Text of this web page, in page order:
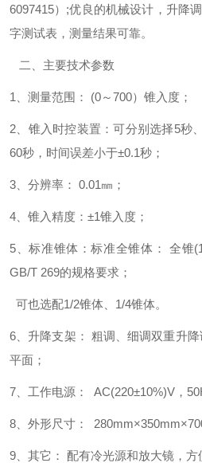
6097415）;优良的机械设计，升降
字测试表，测量结果可靠。
二、主要技术参数
1、测量范围： (0～700）锥入度；
2、锥入时控装置：可分别选择5秒
60秒，时间误差小于±0.1秒；
3、分辨率： 0.01㎜；
4、锥入精度：±1锥入度；
5、标准锥体：标准全锥体： 全锥
GB/T 269的规格要求；
可也选配1/2锥体、1/4锥体。
6、升降支架： 粗调、细调双重升
平面；
7、工作电源： AC(220±10%)V，
8、外形尺寸：
9、其它： 配有冷光源和放大镜，方